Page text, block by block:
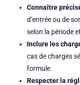
Connaître
d’entrée ou de
selon la période
Inclure les
cas de charges
formule.
Respecter la